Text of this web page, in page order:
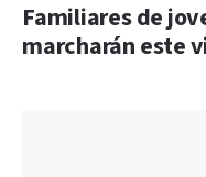
Familiares de
marcharán este